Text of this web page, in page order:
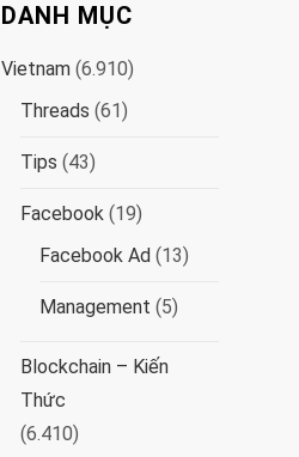
DANH MỤC
Vietnam (6.910)
Threads (61)
Tips (43)
Facebook (19)
Facebook Ad (13)
Management (5)
Blockchain – Kiến
Thức
(6.410)